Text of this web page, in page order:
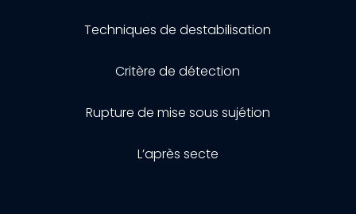
Techniques de destabilisation
Critère de détection
Rupture de mise sous sujétion
L’après secte